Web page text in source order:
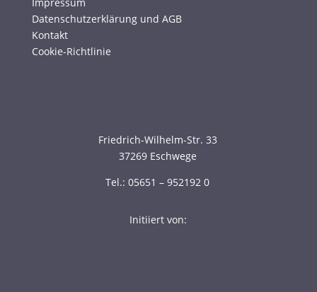
Datenschutzerklärung und AGB
Kontakt
Cookie-Richtlinie
Friedrich-Wilhelm-Str. 33
37269 Eschwege
Tel.: 05651 – 952192 0
Initiiert von: